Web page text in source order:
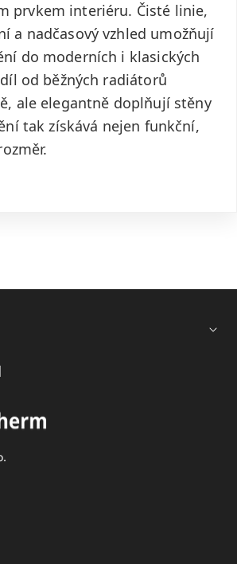
prvkem interiéru. Čisté linie,
a nadčasový vzhled umožňují
do moderních i klasických
od běžných radiátorů
ale elegantně doplňují stěny
tak získává nejen funkční,